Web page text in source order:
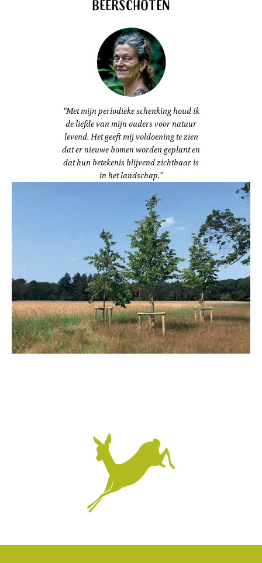
Beerschoten
“Met mijn periodieke schenking houd ik
de liefde van mijn ouders voor natuur
levend. Het geeft mij voldoening te zien
dat er nieuwe bomen worden geplant en
dat hun betekenis blijvend zichtbaar is
in het landschap.”